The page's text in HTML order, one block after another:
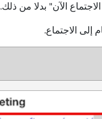
الآن" بدلا من ذلك.
إلى الاجتماع.